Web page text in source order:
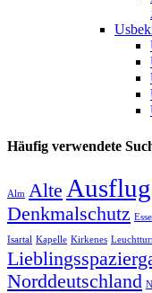
Häufig verwendete
Alm Alte Ausflug
Denkmalschutz
Isartal Kapelle Kirkenes
Norddeutschland